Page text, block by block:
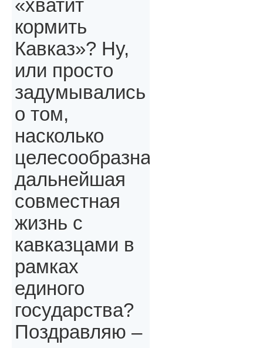
«хватит
кормить
Кавказ»? Ну,
или просто
задумывались
о том,
насколько
целесообразна
дальнейшая
совместная
жизнь с
кавказцами в
рамках
единого
государства?
Поздравляю –